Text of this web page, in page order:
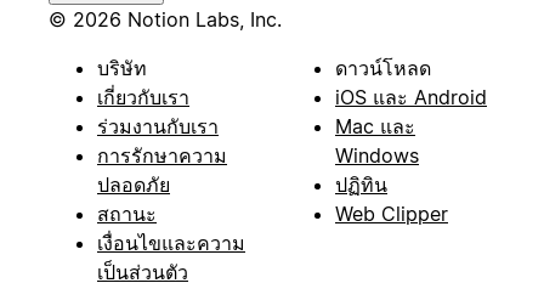
© 2026 Notion Labs, Inc.
บริษัท
เกี่ยวกับเรา
ร่วมงานกับเรา
การรักษาความ
ปลอดภัย
สถานะ
เงื่อนไขและความ
เป็นส่วนตัว
ดาวน์โหลด
iOS และ Android
Mac และ
Windows
ปฏิทิน
Web Clipper